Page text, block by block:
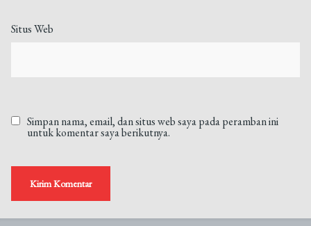
Situs Web
Simpan nama, email, dan situs web saya pada peramban ini
untuk komentar saya berikutnya.